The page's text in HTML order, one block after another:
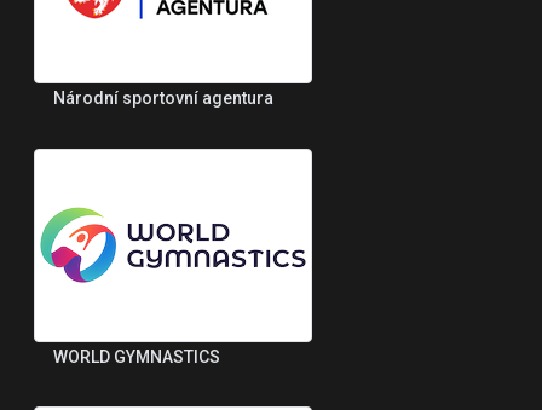
Národní sportovní agentura
WORLD GYMNASTICS